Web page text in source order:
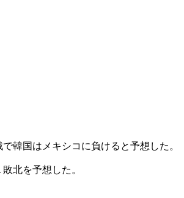
韓国はメキシコに負けると予想した。
北を予想した。